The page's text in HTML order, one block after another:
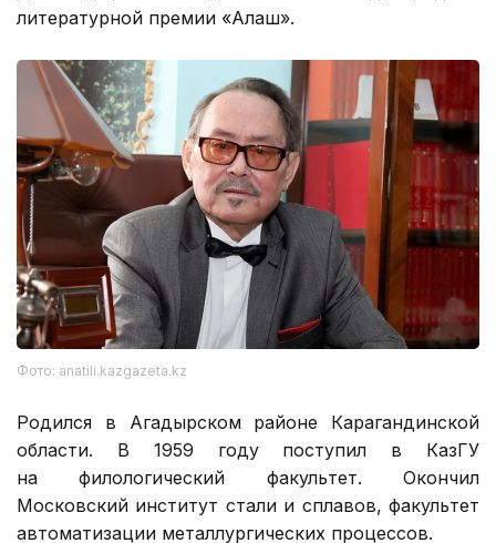
литературной премии «Алаш».
Фото: anatili.kazgazeta.kz
Родился в Агадырском районе Карагандинской
области. В 1959 году поступил в КазГУ
на филологический факультет. Окончил
Московский институт стали и сплавов, факультет
автоматизации металлургических процессов.